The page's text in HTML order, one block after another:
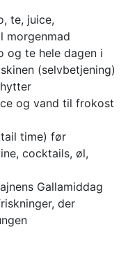
te, juice,
morgenmad
og te hele dagen i
(selvbetjening)
og vand til frokost
time) før
cocktails, øl,
Gallamiddag
der